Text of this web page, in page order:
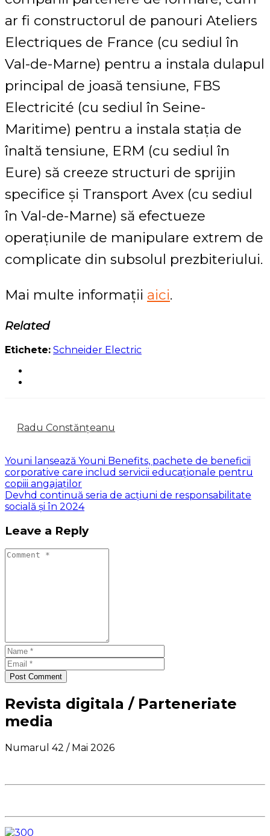
ar fi constructorul de panouri Ateliers
Electriques de France (cu sediul în
Val-de-Marne) pentru a instala dulapul
principal de joasă tensiune, FBS
Electricité (cu sediul în Seine-
Maritime) pentru a instala stația de
înaltă tensiune, ERM (cu sediul în
Eure) să creeze structuri de sprijin
specifice și Transport Avex (cu sediul
în Val-de-Marne) să efectueze
operațiunile de manipulare extrem de
complicate din subsolul prezbiteriului.
Mai multe informații aici.
Related
Etichete: Schneider Electric
Radu Constănțeanu
Youni lansează Youni Benefits, pachete de beneficii
corporative care includ servicii educaționale pentru
copiii angajaților
Devhd continuă seria de acțiuni de responsabilitate
socială și în 2024
Leave a Reply
Post Comment
Revista digitala / Parteneriate
media
Numarul 42 / Mai 2026